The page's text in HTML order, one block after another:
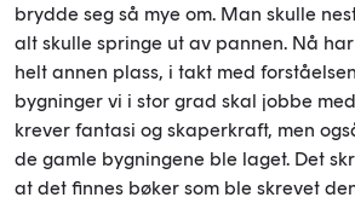
brydde seg så mye om. Man skulle
alt skulle springe ut av pannen. Nå
helt annen plass, i takt med
bygninger vi i stor grad skal jobbe
krever fantasi og skaperkraft, men
de gamle bygningene ble laget. Det
at det finnes bøker som ble skrevet